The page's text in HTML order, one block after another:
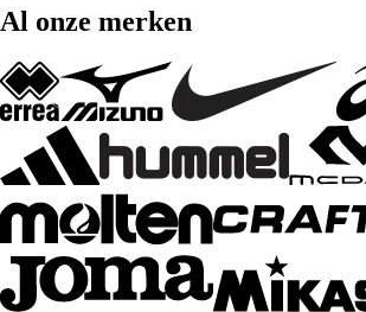
Al onze merken